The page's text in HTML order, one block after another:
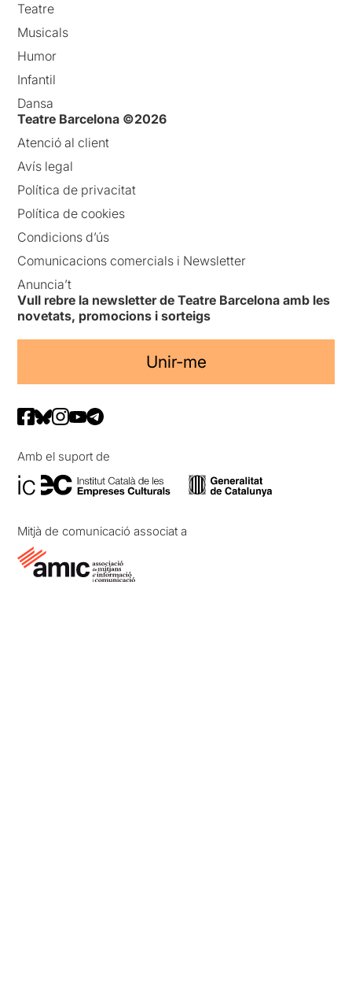
Teatre
Musicals
Humor
Infantil
Dansa
Teatre Barcelona ©2026
Atenció al client
Avís legal
Política de privacitat
Política de cookies
Condicions d’ús
Comunicacions comercials i Newsletter
Anuncia’t
Vull rebre la newsletter de Teatre Barcelona amb les
novetats, promocions i sorteigs
Unir-me
Amb el suport de
Mitjà de comunicació associat a